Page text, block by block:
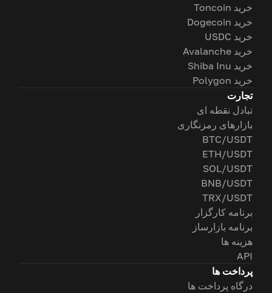
خرید Toncoin
خرید Dogecoin
خرید USDC
خرید Avalanche
خرید Shiba Inu
خرید Polygon
تجارت
تبادل نقطه ای
بازارهای رمزنگاری
BTC/USDT
ETH/USDT
SOL/USDT
BNB/USDT
TRX/USDT
برنامه کارگزار
برنامه بازارساز
هزینه ها
API
پرداخت ها
درگاه پرداخت ها